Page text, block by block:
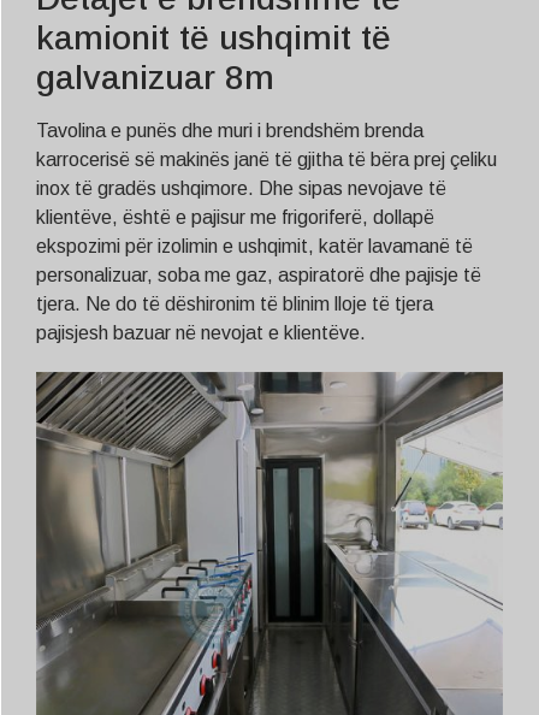
kamionit të ushqimit të
galvanizuar 8m
Tavolina e punës dhe muri i brendshëm brenda
karrocerisë së makinës janë të gjitha të bëra prej çeliku
inox të gradës ushqimore. Dhe sipas nevojave të
klientëve, është e pajisur me frigoriferë, dollapë
ekspozimi për izolimin e ushqimit, katër lavamanë të
personalizuar, soba me gaz, aspiratorë dhe pajisje të
tjera. Ne do të dëshironim të blinim lloje të tjera
pajisjesh bazuar në nevojat e klientëve.